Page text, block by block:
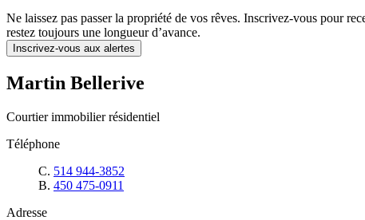
Ne laissez pas passer la propriété de vos rêves. Inscrivez-vous pour
restez toujours une longueur d’avance.
Inscrivez-vous aux alertes
Martin Bellerive
Courtier immobilier résidentiel
Téléphone
C. 514 944-3852
B. 450 475-0911
Adresse